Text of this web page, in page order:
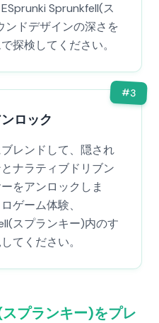
Sprunkfell(ス
ンドデザインの深さを
探検してください。
#3
ロック
レンドして、隠され
ナラティブドリブン
をアンロックしま
ゲーム体験、
スプランキー)内のす
てください。
プランキー)をプレ